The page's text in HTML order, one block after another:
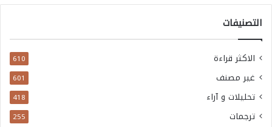
التصنيفات
الاكثر قراءة 610
غير مصنف 601
تحليلات و آراء 418
ترجمات 255